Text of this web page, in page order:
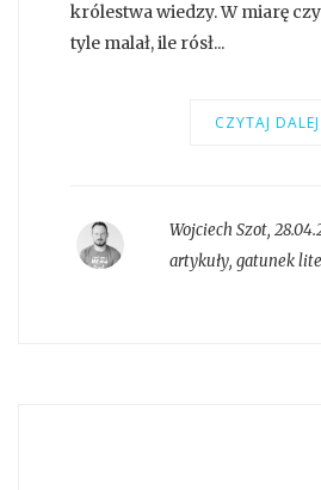
królestwa wiedzy. W miarę
tyle malał, ile rósł...
CZYTAJ DALEJ
Wojciech Szot,
artykuły, gatunek